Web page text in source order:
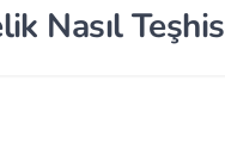
Nasıl